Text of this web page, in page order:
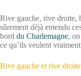
Rive gauche, rive droite,
sûrement déjà entendu
bord du Charlemagne,
ce qu’ils veulent
Rive gauche et rive